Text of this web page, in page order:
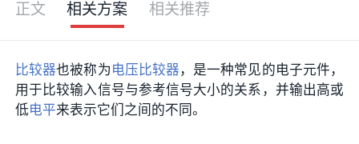
正文 相关方案 相关推荐
比较器也被称为 电压比较器 ，是一种常见的电子元件，
用于比较输入信号与参考信号大小的关系，并输出高或
低电平来表示它们之间的不同。